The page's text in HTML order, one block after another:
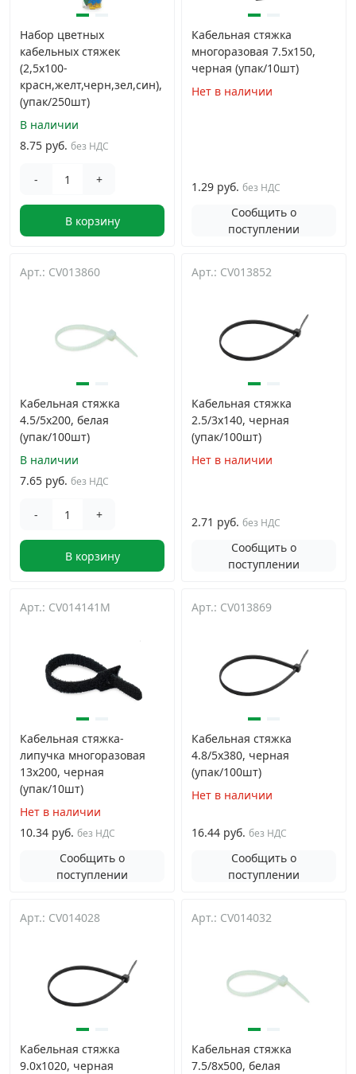
Кронштейны и крюки хозяйственные
Метрический крепеж
Электро и бензоинструмент, оборудование
Нержавеющий крепеж
Перфорированный крепеж
Набор цветных
кабельных стяжек
(2,5х100-
красн,желт,черн,зел,син),
(упак/250шт)
В наличии
8.75 руб. без НДС
- +
В корзину
Кабельная стяжка
многоразовая 7.5х150,
черная (упак/10шт)
Нет в наличии
1.29 руб. без НДС
Сообщить о
поступлении
Арт.: CV013860
Кабельная стяжка
4.5/5х200, белая
(упак/100шт)
В наличии
7.65 руб. без НДС
- +
В корзину
Арт.: CV013852
Кабельная стяжка
2.5/3х140, черная
(упак/100шт)
Нет в наличии
2.71 руб. без НДС
Сообщить о
поступлении
Арт.: CV014141M
Кабельная стяжка-
липучка многоразовая
13х200, черная
(упак/10шт)
Нет в наличии
10.34 руб. без НДС
Сообщить о
поступлении
Арт.: CV013869
Кабельная стяжка
4.8/5х380, черная
(упак/100шт)
Нет в наличии
16.44 руб. без НДС
Сообщить о
поступлении
Арт.: CV014028
Кабельная стяжка
9.0х1020, черная
Арт.: CV014032
Кабельная стяжка
7.5/8х500, белая